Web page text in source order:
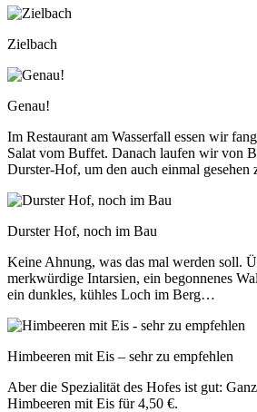
Zielbach
Genau!
Im Restaurant am Wasserfall essen wir
Salat vom Buffet. Danach laufen wir von
Durster-Hof, um den auch einmal gesehen
Durster Hof, noch im Bau
Keine Ahnung, was das mal werden soll.
merkwürdige Intarsien, ein begonnenes
ein dunkles, kühles Loch im Berg…
Himbeeren mit Eis – sehr zu empfehlen
Aber die Spezialität des Hofes ist gut:
Himbeeren mit Eis für 4,50 €.